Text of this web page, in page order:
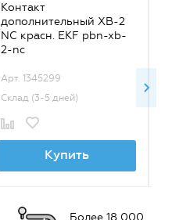
Контакт
дополнительный XB-2
NC красн. EKF pbn-xb-
2-nc
Арт. 1345299
Склад (3-5 дней)
Купить